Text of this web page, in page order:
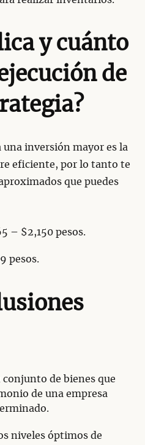
y cuánto
de
inversión mayor es la
eficiente, por lo tanto te
que puedes
– $2,150 pesos.
pesos.
de bienes que
de una empresa
niveles óptimos de